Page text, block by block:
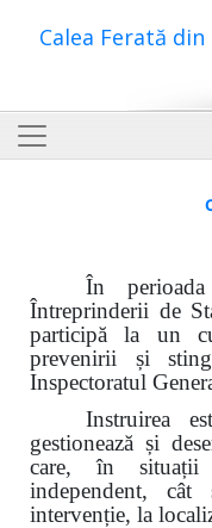
Calea Ferată
În
Întreprinderii de
participă la un
prevenirii și
Inspectoratul
Instruirea
gestionează și
care, în situații
independent,
intervenție, la